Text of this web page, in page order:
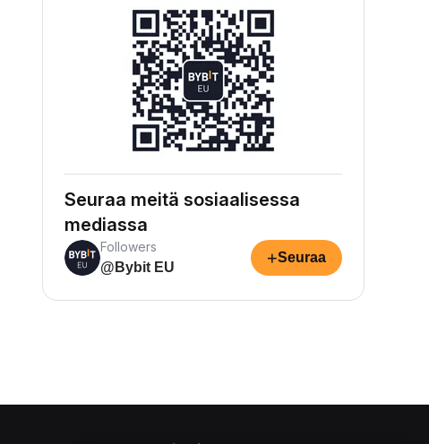
Seuraa meitä sosiaalisessa
mediassa
Followers
@Bybit EU
+Seuraa